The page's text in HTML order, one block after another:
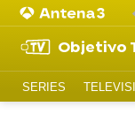
Objetivo
SERIES